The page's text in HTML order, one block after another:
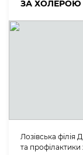
ЗА ХОЛЕРОЮ
Лозівська
та